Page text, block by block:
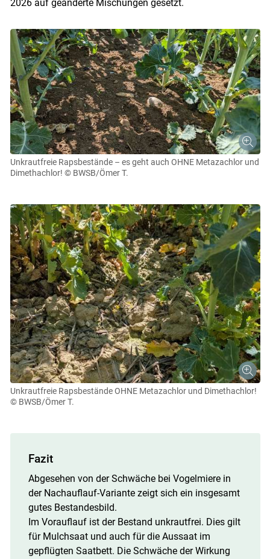
2026 auf geänderte Mischungen gesetzt.
Unkrautfreie Rapsbestände – es geht auch OHNE Metazachlor und
Dimethachlor! © BWSB/Ömer T.
Unkrautfreie Rapsbestände OHNE Metazachlor und Dimethachlor!
© BWSB/Ömer T.
Fazit
Abgesehen von der Schwäche bei Vogelmiere in
der Nachauflauf-Variante zeigt sich ein insgesamt
gutes Bestandesbild.
Im Vorauflauf ist der Bestand unkrautfrei. Dies gilt
für Mulchsaat und auch für die Aussaat im
gepflügten Saatbett. Die Schwäche der Wirkung